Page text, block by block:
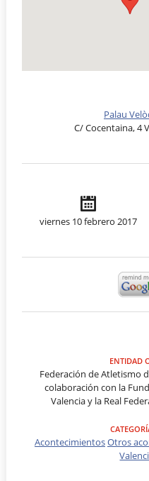
Palau
C/ Cocentaina, 4
viernes 10 febrero 2017
ENTIDAD
Federación de Atletismo
colaboración con la
Valencia y la Real
AcontecimientosOtros